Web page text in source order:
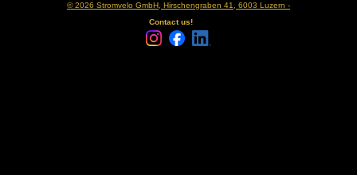
© 2026 Stromvelo GmbH, Hirschengraben 41, 6003 Luzern -
Contact us!